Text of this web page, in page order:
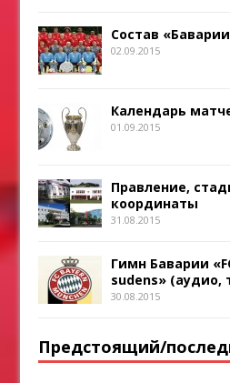
Состав
02.09.2015
Календарь
01.09.2015
Правление,
координаты
31.08.2015
Гимн Баварии
sudens» (аудио,
30.08.2015
Предстоящий/